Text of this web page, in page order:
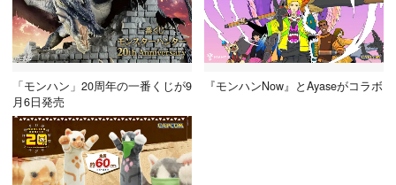
「モンハン」20周年の一番くじが9
月6日発売
『モンハンNow』とAyaseがコラボ